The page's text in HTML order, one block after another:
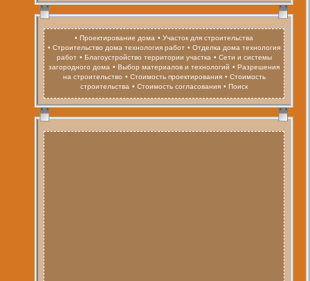
• Проектирование дома • Участок для строительства
• Строительство дома технология работ • Отделка дома технология
работ • Благоустройство территории участка • Сети и системы
загородного дома • Выбор материалов и технологий • Разрешения
на строительство • Стоимость проектирования • Стоимость
строительства • Стоимость согласования • Поиск